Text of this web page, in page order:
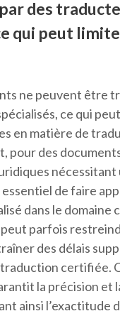
des
qui peut
ne peuvent être
ce qui
en matière de
pour des
nécessitant
de faire
dans le domaine
parfois
des délais
certifiée.
la précision et
ainsi l’exactitude